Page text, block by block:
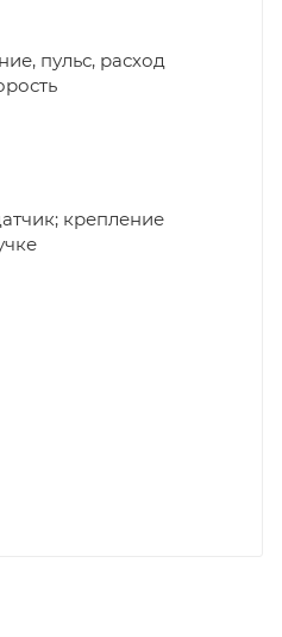
пульс, расход
крепление